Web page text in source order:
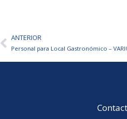
AntANTERIOR
Personal para Local Gastronómico –